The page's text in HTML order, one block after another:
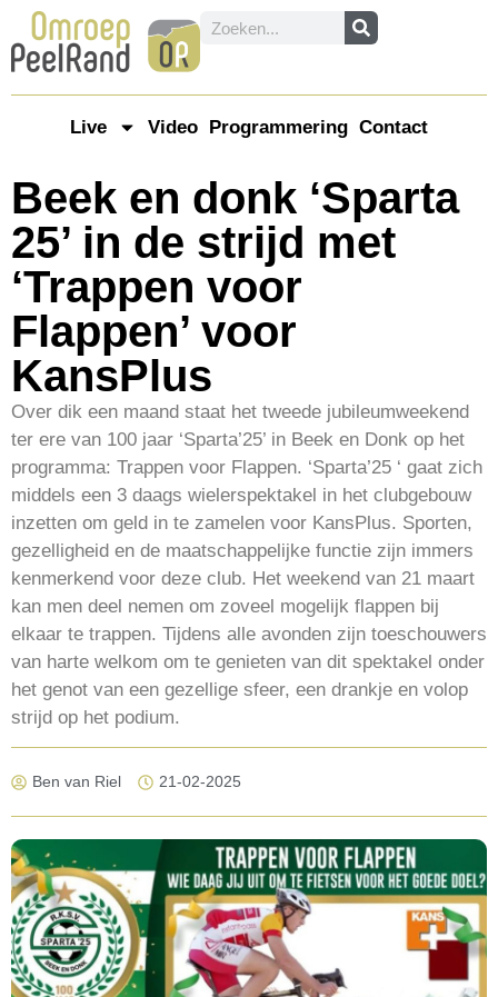
Live Video Programmering Contact
Beek en donk ‘Sparta
25’ in de strijd met
‘Trappen voor
Flappen’ voor
KansPlus
Over dik een maand staat het tweede jubileumweekend
ter ere van 100 jaar ‘Sparta’25’ in Beek en Donk op het
programma: Trappen voor Flappen. ‘Sparta’25 ‘ gaat zich
middels een 3 daags wielerspektakel in het clubgebouw
inzetten om geld in te zamelen voor KansPlus. Sporten,
gezelligheid en de maatschappelijke functie zijn immers
kenmerkend voor deze club. Het weekend van 21 maart
kan men deel nemen om zoveel mogelijk flappen bij
elkaar te trappen. Tijdens alle avonden zijn toeschouwers
van harte welkom om te genieten van dit spektakel onder
het genot van een gezellige sfeer, een drankje en volop
strijd op het podium.
Ben van Riel 21-02-2025